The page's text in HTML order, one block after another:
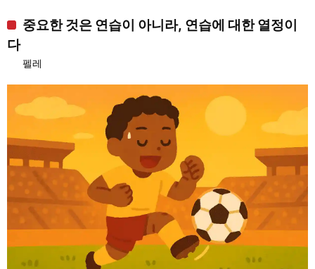
중요한 것은 연습이 아니라, 연습에 대한 열정이
다
펠레